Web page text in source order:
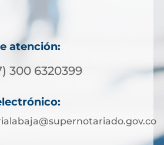
atención:
300 6320399